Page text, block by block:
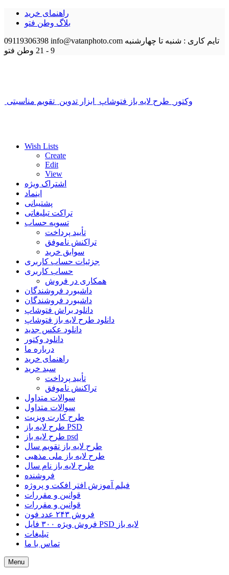
راهنمای خرید
بلاگ وطن فتو
09119306398 info@vatanphoto.com تایم کاری : شنبه تا چهارشنبه
9 - 21
وطن فتو
وکتور طرح لایه باز فتوشاپ ابزار تدوین تقویم مناسبتی
Wish Lists
Create
Edit
View
اشتراک ویژه
اینماد
پشتیبانی
تراکت تبلیغاتی
تسویه حساب
تأیید پرداخت
تراکنش ناموفق
سوابق خرید
جزئیات حساب کاربری
حساب کاربری
همکاری در فروش
داشبورد فروشندگان
داشبورد فروشندگان
دانلود براش فتوشاپ
دانلود طرح لایه باز فتوشاپ
دانلود عکس جدید
دانلود وکتور
درباره ما
راهنمای خرید
سبد خرید
تأیید پرداخت
تراکنش ناموفق
سوالات متداول
سوالات متداول
طرح کارت ویزیت
طرح لایه باز PSD
طرح لایه باز psd
طرح لایه باز تقویم سال
طرح لایه باز ملی مذهبی
طرح لایه باز نام سال
فروشنده
فیلم آموزش افتر افکت و پروژه
قوانین و مقررات
قوانین و مقررات
فروش ۲۴۳ عدد فون
فروش ویژه ۳۰۰ فایل PSD لایه باز
تبلیغات
تماس با ما
Menu